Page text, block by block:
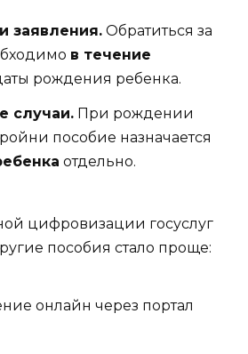
заявления. Обратиться за
в течение
рождения ребенка.
случаи. При рождении
пособие назначается
отдельно.
цифровизации госуслуг
пособия стало проще:
онлайн через портал